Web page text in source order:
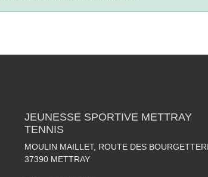
JEUNESSE SPORTIVE METTRAY
TENNIS
MOULIN MAILLET, ROUTE DES
37390 METTRAY